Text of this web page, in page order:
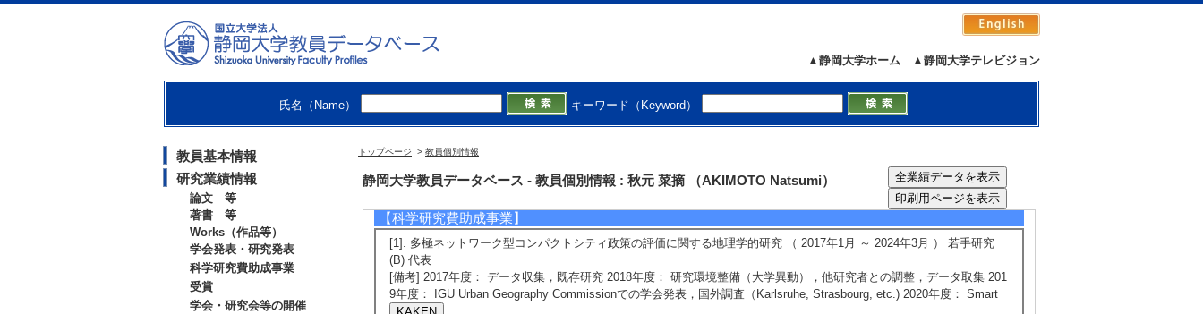
▲静岡大学テレビジョン
▲静岡大学ホーム
氏名（Name） キーワード（Keyword）
教員基本情報
研究業績情報
論文 等
著書 等
Works（作品等）
学会発表・研究発表
科学研究費助成事業
受賞
学会・研究会等の開催
トップページ > 教員個別情報
静岡大学教員データベース - 教員個別情報 : 秋元 菜摘 （AKIMOTO Natsumi）
第21回情報学ワークショップ （2023年12月10日） 招待講演以外
[備考] 静岡大学情報学部
[発表者]武富愛美・秋元菜摘
[5]. 地理情報システム（GIS）の応用に関する教育効果―浜名湖弁天島における観光防災の事例
[発表者]牧田みなみ・秋元菜摘
[備考] 静岡大学情報学部
5/27全件表示
【科学研究費助成事業】
[1]. 多極ネットワーク型コンパクトシティ政策の評価に関する地理学的研究 （ 2017年1月 ～ 2024年3月 ） 若手研究
(B) 代表
[備考] 2017年度： データ収集，既存研究 2018年度： 研究環境整備（大学異動），他研究者との調整，データ取集 201
9年度： IGU Urban Geography Commissionでの学会発表，国外調査（Karlsruhe, Strasbourg, etc.) 2020年度： Smart